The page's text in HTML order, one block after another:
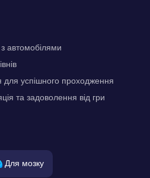
автомобілями
для успішного проходження
та задоволення від гри
Для мозку